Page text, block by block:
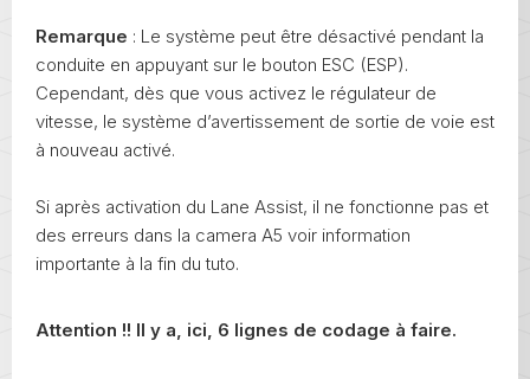
Remarque : Le système peut être désactivé pendant la
conduite en appuyant sur le bouton ESC (ESP).
Cependant, dès que vous activez le régulateur de
vitesse, le système d’avertissement de sortie de voie est
à nouveau activé.
Si après activation du Lane Assist, il ne fonctionne pas et
des erreurs dans la camera A5 voir information
importante à la fin du tuto.
Attention !! Il y a, ici, 6 lignes de codage à faire.